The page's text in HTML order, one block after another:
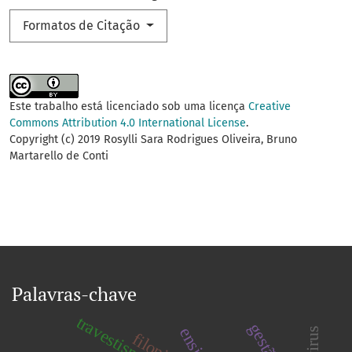
Formatos de Citação
Este trabalho está licenciado sob uma licença Creative
Commons Attribution 4.0 International License.
Copyright (c) 2019 Rosylli Sara Rodrigues Oliveira, Bruno
Martarello de Conti
Palavras-chave